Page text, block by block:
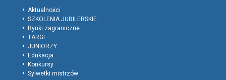
Aktualności
SZKOLENIA JUBILERSKIE
Rynki zagraniczne
TARGI
JUNIORZY
Edukacja
Konkursy
Sylwetki mistrzów